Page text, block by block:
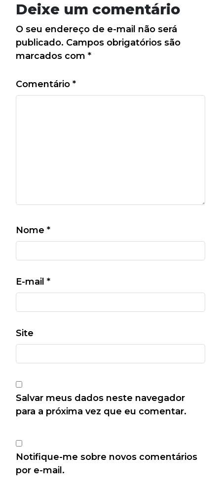
Deixe um comentário
O seu endereço de e-mail não será
publicado. Campos obrigatórios são
marcados com *
Comentário *
Nome *
E-mail *
Site
Salvar meus dados neste navegador
para a próxima vez que eu comentar.
Notifique-me sobre novos comentários
por e-mail.